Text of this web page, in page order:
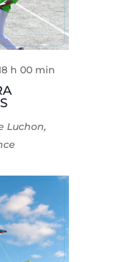
h 00 min
Luchon,